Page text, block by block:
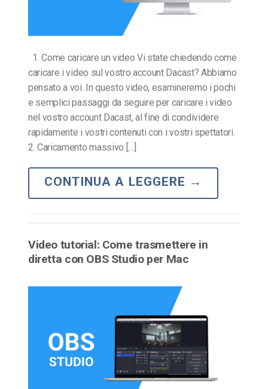
1. Come caricare un video Vi state chiedendo come
caricare i video sul vostro account Dacast? Abbiamo
pensato a voi. In questo video, esamineremo i pochi
e semplici passaggi da seguire per caricare i video
nel vostro account Dacast, al fine di condividere
rapidamente i vostri contenuti con i vostri spettatori.
2. Caricamento massivo […]
CONTINUA A LEGGERE →
Video tutorial: Come trasmettere in
diretta con OBS Studio per Mac